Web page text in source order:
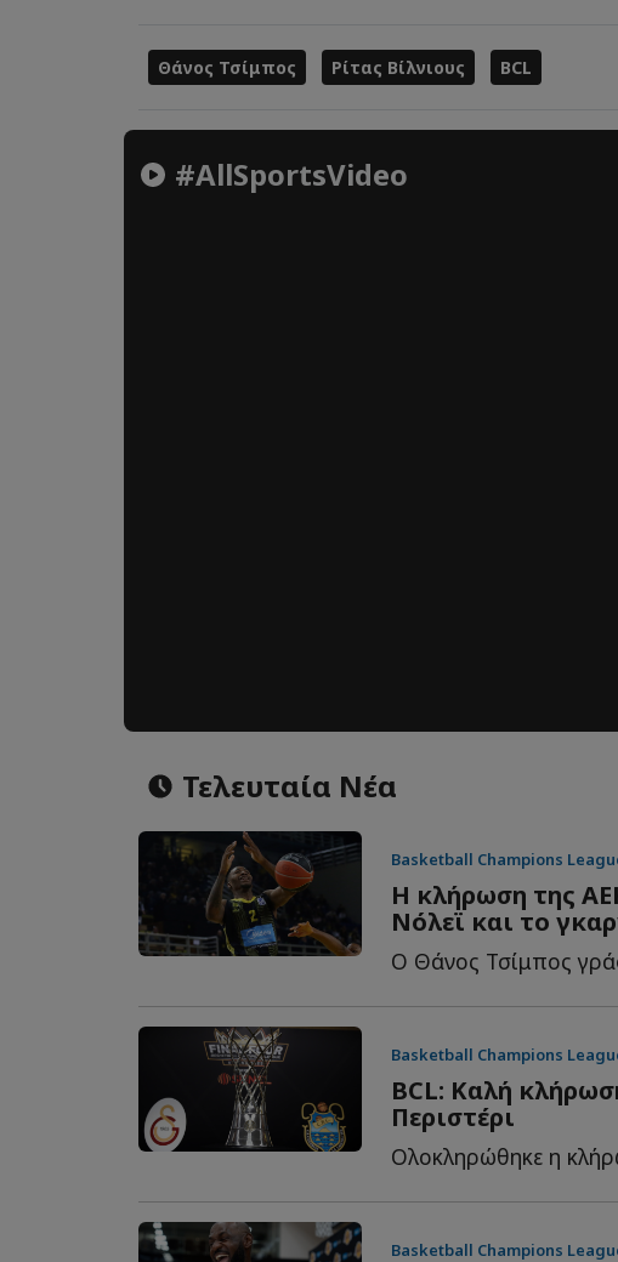
Θάνος Τσίμπος Ρίτας Βίλνιους BCL
#AllSportsVideo
Τελευταία Νέα
Basketball Champions
Η κλήρωση της
Νόλεϊ και το
Ο Θάνος Τσίμπος
Basketball Champions
BCL: Καλή
Περιστέρι
Basketball Champions